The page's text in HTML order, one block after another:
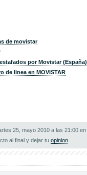
de movistar
por Movistar (España)
de linea en MOVISTAR
25, mayo 2010 a las 21:00 en
al final y dejar tu opinion